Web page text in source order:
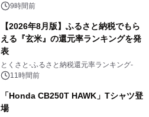
スの2施設で
9時間前
【2026年8月版】ふるさと納税でもら
える『玄米』の還元率ランキングを発
表
とくさと-ふるさと納税還元率ランキング-
11時間前
「Honda CB250T HAWK」Tシャツ登
場